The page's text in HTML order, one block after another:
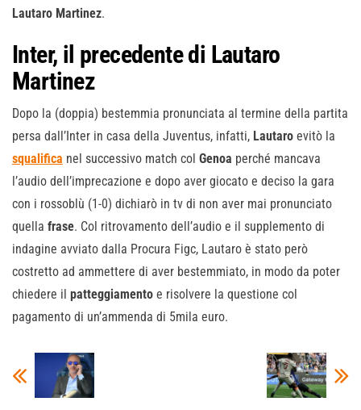
Lautaro Martinez.
Inter, il precedente di Lautaro
Martinez
Dopo la (doppia) bestemmia pronunciata al termine della partita
persa dall’Inter in casa della Juventus, infatti, Lautaro evitò la
squalifica nel successivo match col Genoa perché mancava
l’audio dell’imprecazione e dopo aver giocato e deciso la gara
con i rossoblù (1-0) dichiarò in tv di non aver mai pronunciato
quella frase. Col ritrovamento dell’audio e il supplemento di
indagine avviato dalla Procura Figc, Lautaro è stato però
costretto ad ammettere di aver bestemmiato, in modo da poter
chiedere il patteggiamento e risolvere la questione col
pagamento di un’ammenda di 5mila euro.